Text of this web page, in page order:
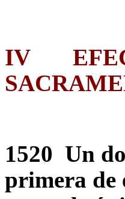
IV
1520 Un
primera de